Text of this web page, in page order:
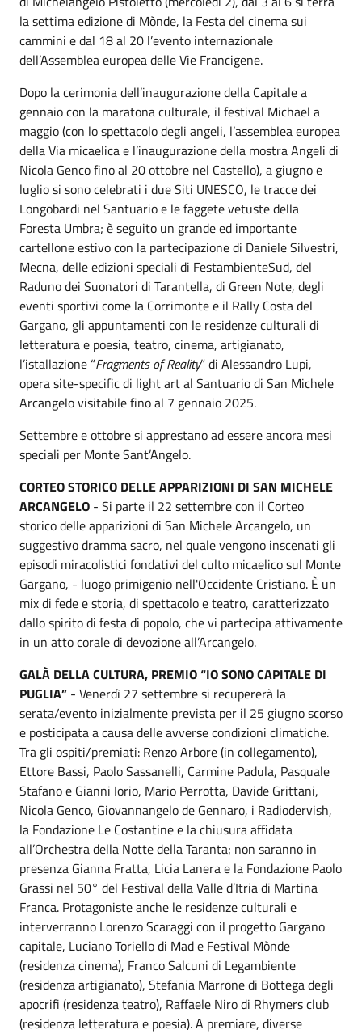
la settima edizione di Mònde, la Festa del cinema sui
cammini e dal 18 al 20 l’evento internazionale
dell’Assemblea europea delle Vie Francigene.
Dopo la cerimonia dell’inaugurazione della Capitale a
gennaio con la maratona culturale, il festival Michael a
maggio (con lo spettacolo degli angeli, l’assemblea europea
della Via micaelica e l’inaugurazione della mostra Angeli di
Nicola Genco fino al 20 ottobre nel Castello), a giugno e
luglio si sono celebrati i due Siti UNESCO, le tracce dei
Longobardi nel Santuario e le faggete vetuste della
Foresta Umbra; è seguito un grande ed importante
cartellone estivo con la partecipazione di Daniele Silvestri,
Mecna, delle edizioni speciali di FestambienteSud, del
Raduno dei Suonatori di Tarantella, di Green Note, degli
eventi sportivi come la Corrimonte e il Rally Costa del
Gargano, gli appuntamenti con le residenze culturali di
letteratura e poesia, teatro, cinema, artigianato,
l’istallazione “Fragments of Reality” di Alessandro Lupi,
opera site-specific di light art al Santuario di San Michele
Arcangelo visitabile fino al 7 gennaio 2025.
Settembre e ottobre si apprestano ad essere ancora mesi
speciali per Monte Sant’Angelo.
CORTEO STORICO DELLE APPARIZIONI DI SAN MICHELE
ARCANGELO - Si parte il 22 settembre con il Corteo
storico delle apparizioni di San Michele Arcangelo, un
suggestivo dramma sacro, nel quale vengono inscenati gli
episodi miracolistici fondativi del culto micaelico sul Monte
Gargano, - luogo primigenio nell'Occidente Cristiano. È un
mix di fede e storia, di spettacolo e teatro, caratterizzato
dallo spirito di festa di popolo, che vi partecipa attivamente
in un atto corale di devozione all’Arcangelo.
GALÀ DELLA CULTURA, PREMIO “IO SONO CAPITALE DI
PUGLIA” - Venerdì 27 settembre si recupererà la
serata/evento inizialmente prevista per il 25 giugno scorso
e posticipata a causa delle avverse condizioni climatiche.
Tra gli ospiti/premiati: Renzo Arbore (in collegamento),
Ettore Bassi, Paolo Sassanelli, Carmine Padula, Pasquale
Stafano e Gianni Iorio, Mario Perrotta, Davide Grittani,
Nicola Genco, Giovannangelo de Gennaro, i Radiodervish,
la Fondazione Le Costantine e la chiusura affidata
all’Orchestra della Notte della Taranta; non saranno in
presenza Gianna Fratta, Licia Lanera e la Fondazione Paolo
Grassi nel 50° del Festival della Valle d’Itria di Martina
Franca. Protagoniste anche le residenze culturali e
interverranno Lorenzo Scaraggi con il progetto Gargano
capitale, Luciano Toriello di Mad e Festival Mònde
(residenza cinema), Franco Salcuni di Legambiente
(residenza artigianato), Stefania Marrone di Bottega degli
apocrifi (residenza teatro), Raffaele Niro di Rhymers club
(residenza letteratura e poesia). A premiare, diverse